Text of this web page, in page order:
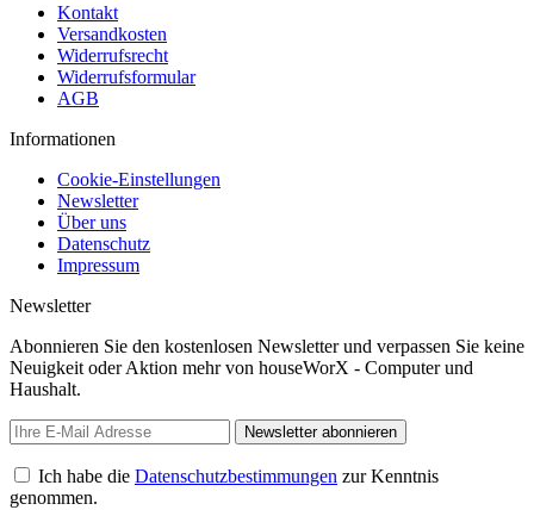
Kontakt
Versandkosten
Widerrufsrecht
Widerrufsformular
AGB
Informationen
Cookie-Einstellungen
Newsletter
Über uns
Datenschutz
Impressum
Newsletter
Abonnieren Sie den kostenlosen Newsletter und verpassen Sie keine
Neuigkeit oder Aktion mehr von houseWorX - Computer und
Haushalt.
Newsletter abonnieren
Ich habe die Datenschutzbestimmungen zur Kenntnis
genommen.